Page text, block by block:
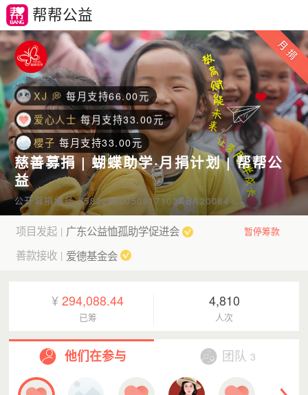
帮帮公益
爱心人士 每月支持33.00元
蓉 每月支持33.00元
XJ 💭 每月支持66.00元
爱心人士 每月支持33.00元
櫻子 每月支持33.00元
易影 每月支持33.00元
lucky的fann y 每月支持66.00元
爱心人士 每月支持66.00元
林江远 🎀🎼音乐港 每月支持33.00元
biyu 每月支持33.00元
爱心人士 每月支持66.00元
叶皎（美汐） 每月支持33.00元
ann
每月支持33.00元
雅文
每月支持200.00元
慈善募捐 | 蝴蝶助学·月捐计划 | 帮帮公
益
公开募捐编号：5332000050917103XBA20084
项目发起 | 广东公益恤孤助学促进会 暂停筹款
善款接收 | 爱德基金会
¥294,088.44
已筹
4,810
人次
他们在参与 团队 3